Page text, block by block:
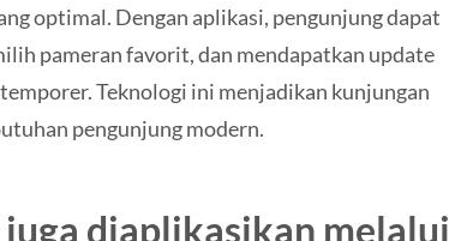
optimal. Dengan aplikasi, pengunjung dapat
pameran favorit, dan mendapatkan update
Teknologi ini menjadikan kunjungan
pengunjung modern.
diaplikasikan melalui